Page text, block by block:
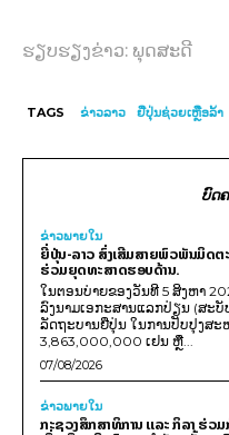
ຮຽບຮຽງຂ່າວ: ພຸດສະດີ
TAGS ຂ່າວລາວ ຢີ່ປຸ່ນຊ່ວຍເຫຼືອລ້າ
ບົດ
ຂ່າວພາຍ​ໃນ
ຍີ່ປຸ່ນ-ລາວ ສົ່ງເສີມສາຍພົວພັນມິດຕ
ຮ່ວມຍຸດທະສາດຮອບດ້ານ.
ໃນຕອນບ່າຍຂອງວັນທີ 5 ສິງຫາ
ລົງນາມເອກະສານແລກປ່ຽນ (ສະ
ລັດຖະບານຍີ່ປຸ່ນ ໃນການປັບປຸງສ
3,863,000,000 ເຢນ ຫຼື...
07/08/2026
ຂ່າວພາຍ​ໃນ
ກະຊວງສຶກສາທິການ ແລະ ກິລາ ຮ່ວ